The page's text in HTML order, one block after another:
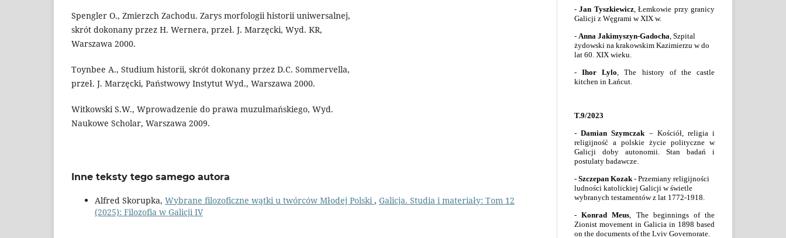
Spengler O., Zmierzch Zachodu. Zarys morfologii historii uniwersalnej,
skrót dokonany przez H. Wernera, przeł. J. Marzęcki, Wyd. KR,
Warszawa 2000.
Toynbee A., Studium historii, skrót dokonany przez D.C. Sommervella,
przeł. J. Marzęcki, Państwowy Instytut Wyd., Warszawa 2000.
Witkowski S.W., Wprowadzenie do prawa muzułmańskiego, Wyd.
Naukowe Scholar, Warszawa 2009.
Inne teksty tego samego autora
Alfred Skorupka, Wybrane filozoficzne wątki u twórców Młodej Polski , Galicja. Studia i materiały: Tom 12
(2025): Filozofia w Galicji IV
-Jan Tyszkiewicz, Łemkowie przy granicy
Galicji z Węgrami w XIX w.
- Anna Jakimyszyn-Gadocha , Szpital
żydowski na krakowskim Kazimierzu w do
lat 60. XIX wieku.
-Ihor Lylo ,The history of the castle
kitchen in Łańcut.
T.9/2023
-Damian Szymczak – Kościół, religia i
religijność a polskie życie polityczne w
Galicji doby autonomii. Stan badań i
postulaty badawcze.
- Szczepan Kozak - Przemiany religijności
ludności katolickiej Galicji w świetle
wybranych testamentów z lat 1772-1918.
-Konrad Meus
The beginnings of the
Zionist movement in Galicia in 1898 based
on the documents of the Lviv Governorate.